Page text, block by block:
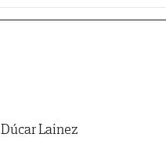
Lainez